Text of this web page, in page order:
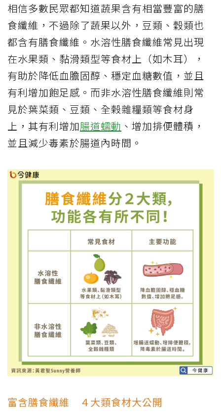
相信多數民眾都知道蔬果含有相當豐富的膳
食纖維，不過除了蔬果以外，豆類、穀類也
都含有膳食纖維。水溶性膳食纖維常見出現
在水果類、黏滑類型等食材上（如木耳），
有助於降低血膽固醇、穩定血糖數值，並且
有利增加飽足感。而非水溶性膳食纖維則常
見於葉菜類、豆類、全榖雜糧類等食材身
上，其有利增加腸道蠕動 、增加排便體積，
並且減少毒素於腸道內時間。
富含膳食纖維 ４大類食材大公開